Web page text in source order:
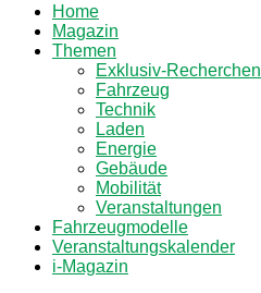
Home
Magazin
Themen
Exklusiv-Recherchen
Fahrzeug
Technik
Laden
Energie
Gebäude
Mobilität
Veranstaltungen
Fahrzeugmodelle
Veranstaltungskalender
i-Magazin